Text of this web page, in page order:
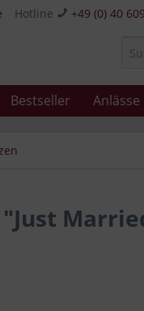
Hotline +49 (0) 40
Bestseller Anlässe